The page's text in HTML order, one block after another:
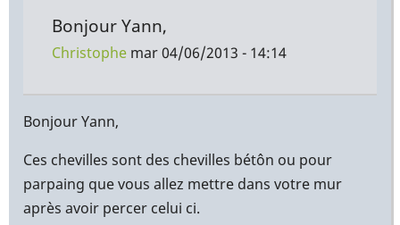
Bonjour Yann,
Christophe mar 04/06/2013 - 14:14
réponse
Bonjour,
par
Yann
Bonjour Yann,
Ces chevilles sont des chevilles bétôn ou pour
parpaing que vous allez mettre dans votre mur
après avoir percer celui ci.